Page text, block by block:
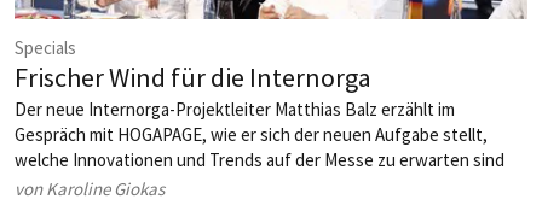
Specials
Frischer Wind für die Internorga
Der neue Internorga-Projektleiter Matthias Balz erzählt im
Gespräch mit HOGAPAGE, wie er sich der neuen Aufgabe stellt,
welche Innovationen und Trends auf der Messe zu erwarten sind
und warum die Internorga für ihn mehr ist als eine Leitmesse –
von Karoline Giokas